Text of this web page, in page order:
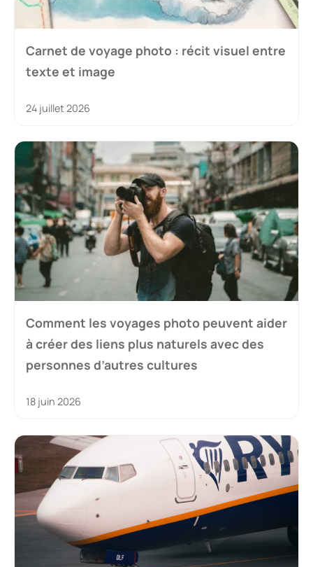
Carnet de voyage photo : récit visuel entre
texte et image
24 juillet 2026
Comment les voyages photo peuvent aider
à créer des liens plus naturels avec des
personnes d’autres cultures
18 juin 2026